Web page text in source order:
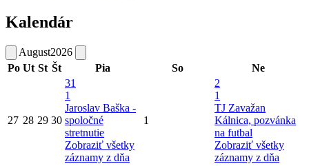
Kalendár
August2026
Po Ut St Št Pia So Ne
27 28 29 30
31
1
Jaroslav Baška -
spoločné
stretnutie
Zobraziť všetky
záznamy z dňa
1
2
1
TJ Zavažan
Kálnica, pozvánka
na futbal
Zobraziť všetky
záznamy z dňa